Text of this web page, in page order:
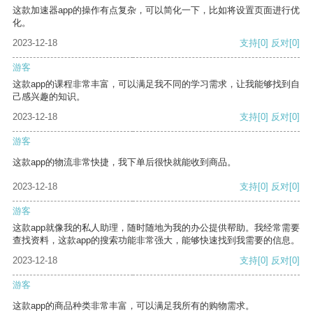
这款加速器app的操作有点复杂，可以简化一下，比如将设置页面进行优
化。
2023-12-18
支持[0] 反对[0]
游客
这款app的课程非常丰富，可以满足我不同的学习需求，让我能够找到自
己感兴趣的知识。
2023-12-18
支持[0] 反对[0]
游客
这款app的物流非常快捷，我下单后很快就能收到商品。
2023-12-18 支持[0] 反对[0]
游客
这款app就像我的私人助理，随时随地为我的办公提供帮助。我经常需要
查找资料，这款app的搜索功能非常强大，能够快速找到我需要的信息。
2023-12-18
支持[0] 反对[0]
游客
这款app的商品种类非常丰富，可以满足我所有的购物需求。